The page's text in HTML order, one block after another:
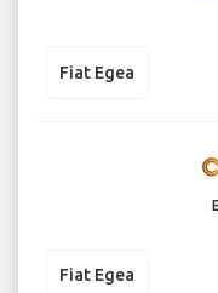
Fiat Egea
Fiat Egea